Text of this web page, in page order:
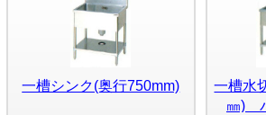
一槽シンク(奥行750mm)
一槽水
㎜)